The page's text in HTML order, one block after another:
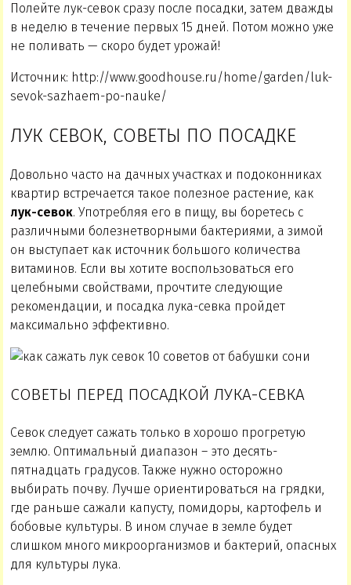
Полейте лук-севок сразу после посадки, затем дважды
в неделю в течение первых 15 дней. Потом можно уже
не поливать — скоро будет урожай!
Источник: http://www.goodhouse.ru/home/garden/luk-
sevok-sazhaem-po-nauke/
ЛУК СЕВОК, СОВЕТЫ ПО ПОСАДКЕ
Довольно часто на дачных участках и подоконниках
квартир встречается такое полезное растение, как
лук-севок. Употребляя его в пищу, вы боретесь с
различными болезнетворными бактериями, а зимой
он выступает как источник большого количества
витаминов. Если вы хотите воспользоваться его
целебными свойствами, прочтите следующие
рекомендации, и посадка лука-севка пройдет
максимально эффективно.
СОВЕТЫ ПЕРЕД ПОСАДКОЙ ЛУКА-СЕВКА
Севок следует сажать только в хорошо прогретую
землю. Оптимальный диапазон – это десять-
пятнадцать градусов. Также нужно осторожно
выбирать почву. Лучше ориентироваться на грядки,
где раньше сажали капусту, помидоры, картофель и
бобовые культуры. В ином случае в земле будет
слишком много микроорганизмов и бактерий, опасных
для культуры лука.